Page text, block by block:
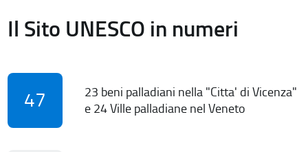
Il Sito UNESCO in numeri
47
23 beni palladiani nella "Citta' di Vicenza"
e 24 Ville palladiane nel Veneto